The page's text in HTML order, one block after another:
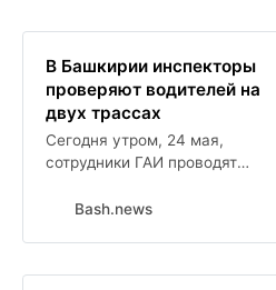
В Башкирии инспекторы
проверяют водителей на
двух трассах
Сегодня утром, 24 мая,
сотрудники ГАИ проводят
103 км автодороги Уфа Янаул, а
Bash.news